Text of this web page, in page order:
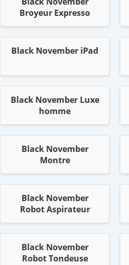
Broyeur Expresso
Black November iPad
Black November Luxe
homme
Black November
Montre
Black November
Robot Aspirateur
Black November
Robot Tondeuse